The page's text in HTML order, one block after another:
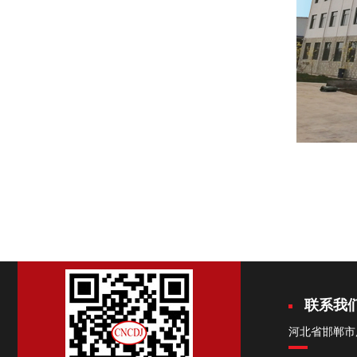
联系我
河北省邯郸